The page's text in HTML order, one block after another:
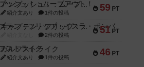
59 PT
アンブッシュ！：ムーブアウト！
紹介文あり 1件の投稿
51 PT
キャプテン・フリップ：イスラ・ボンバ
2件の投稿
46 PT
ガルフストライク
紹介文あり 1件の投稿